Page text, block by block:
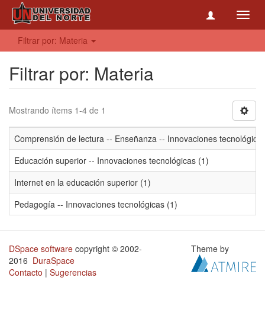
Filtrar por: Materia
Filtrar por: Materia
Mostrando ítems 1-4 de 1
Comprensión de lectura -- Enseñanza -- Innovaciones
Educación superior -- Innovaciones tecnológicas (1)
Internet en la educación superior (1)
Pedagogía -- Innovaciones tecnológicas (1)
DSpace software copyright © 2002-
2016 DuraSpace
Contacto | Sugerencias
Theme by